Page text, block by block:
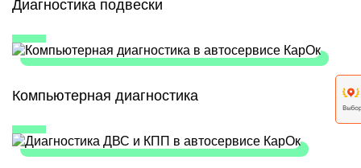
Диагностика подвески
Компьютерная диагностика